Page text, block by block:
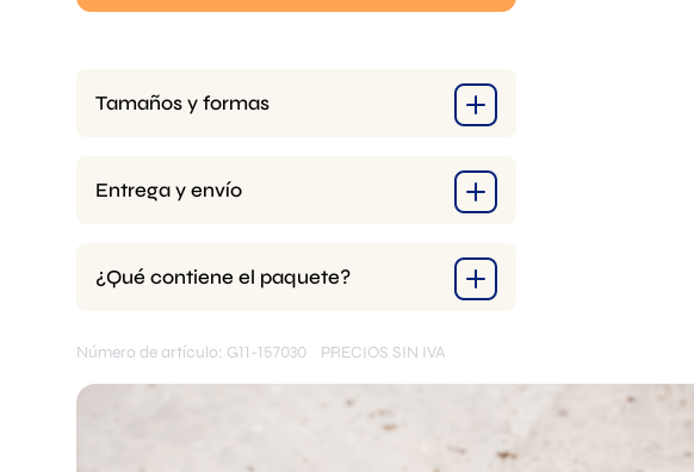
Tamaños y formas
Entrega y envío
¿Qué contiene el paquete?
Número de artículo: G11-157030 PRECIOS SIN IVA